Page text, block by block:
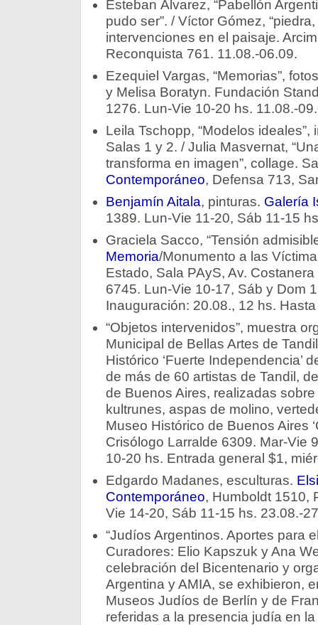
Esteban Álvarez, “Pabellón
pudo ser”. / Víctor Gómez,
intervenciones en el paisaje.
Reconquista 761. 11.08.-06.09.
Ezequiel Vargas, “Memorias”,
y Melisa Boratyn. Fundación
1276. Lun-Vie 10-20 hs. 11.08.-
Leila Tschopp, “Modelos
Salas 1 y 2. / Julia Masvernat,
transforma en imagen”, collage.
Contemporáneo, Defensa 713,
Benjamín Aitala, pinturas. Galería
1389. Lun-Vie 11-20, Sáb 11-15
Graciela Sacco, “Tensión
Memoria/Monumento a las
Estado, Sala PAyS, Av.
6745. Lun-Vie 10-17, Sáb y Dom
Inauguración: 20.08., 12 hs.
“Objetos intervenidos”, muestra
Municipal de Bellas Artes de
Histórico ‘Fuerte Independencia’
de más de 60 artistas de Tandil,
de Buenos Aires, realizadas
kultrunes, aspas de molino,
Museo Histórico de Buenos Aires
Crisólogo Larralde 6309. Mar-Vie
10-20 hs. Entrada general $1,
Edgardo Madanes, esculturas.
Contemporáneo, Humboldt 1510,
Vie 14-20, Sáb 11-15 hs. 23.08.-
“Judíos Argentinos. Aportes para
Curadores: Elio Kapszuk y Ana
celebración del Bicentenario y
Argentina y AMIA, se exhibieron,
Museos Judíos de Berlín y de
referidas a la presencia judía en